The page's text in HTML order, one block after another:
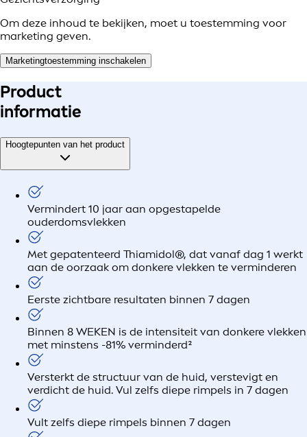
Om deze inhoud te bekijken, moet u toestemming voor
marketing geven.
Marketingtoestemming inschakelen
Product
informatie
Hoogtepunten van het product
Vermindert 10 jaar aan opgestapelde
ouderdomsvlekken
Met gepatenteerd Thiamidol®, dat vanaf dag 1 werkt
aan de oorzaak om donkere vlekken te verminderen
Eerste zichtbare resultaten binnen 7 dagen
Binnen 8 WEKEN is de intensiteit van donkere vlekken
met minstens -81% verminderd²
Versterkt de structuur van de huid, verstevigt en
verdicht de huid. Vul zelfs diepe rimpels in 7 dagen
Vult zelfs diepe rimpels binnen 7 dagen